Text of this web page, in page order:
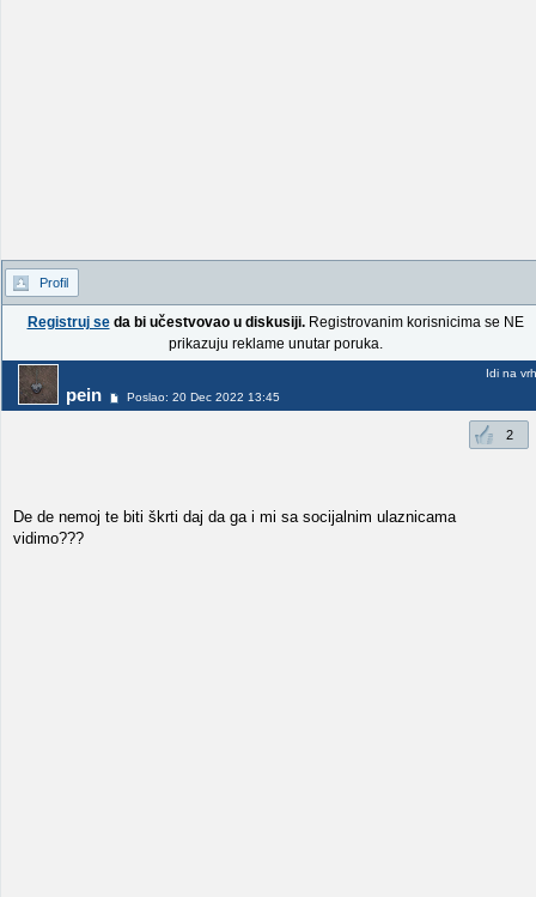
Profil
Registruj seda bi učestvovao u diskusiji.Registrovanim korisnicima se NE
prikazuju reklame unutar poruka.
pein Poslao: 20 Dec 2022 13:45
Idi na vrh
2
De de nemoj te biti škrti daj da ga i mi sa socijalnim ulaznicama
vidimo???